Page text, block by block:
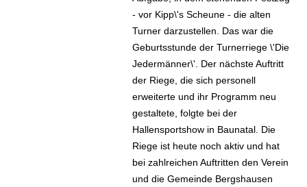
- vor Kipp\'s Scheune - die alten
Turner darzustellen. Das war die
Geburtsstunde der Turnerriege \'Die
Jedermänner\'. Der nächste Auftritt
der Riege, die sich personell
erweiterte und ihr Programm neu
gestaltete, folgte bei der
Hallensportshow in Baunatal. Die
Riege ist heute noch aktiv und hat
bei zahlreichen Auftritten den Verein
und die Gemeinde Bergshausen